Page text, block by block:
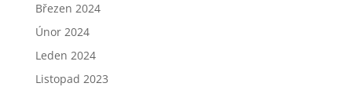
Březen 2024
Únor 2024
Leden 2024
Listopad 2023